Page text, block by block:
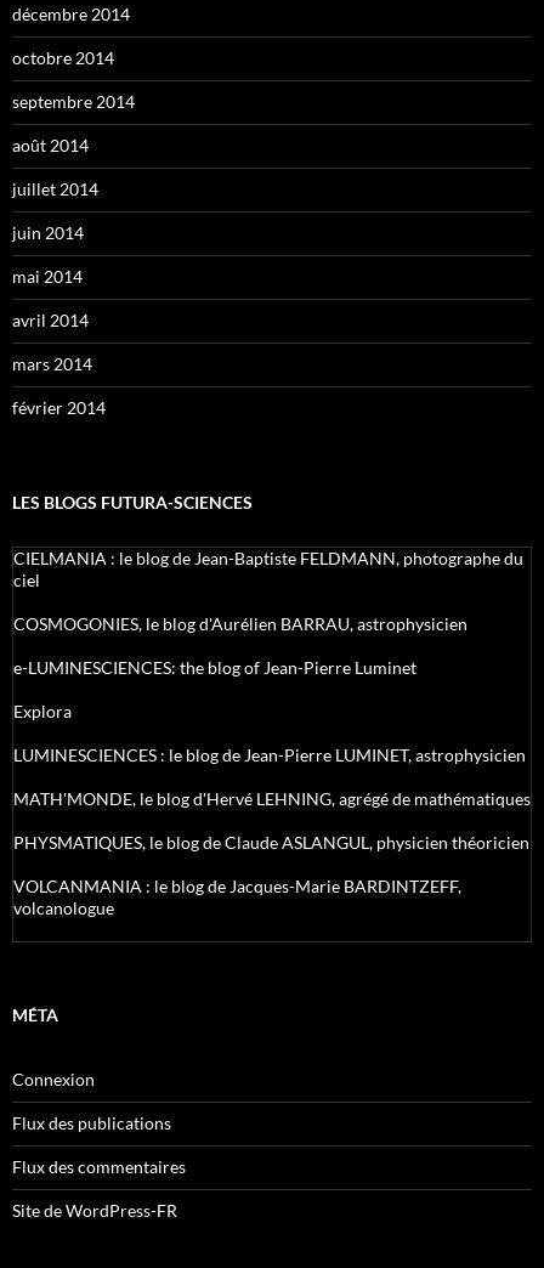
décembre 2014
octobre 2014
septembre 2014
août 2014
juillet 2014
juin 2014
mai 2014
avril 2014
mars 2014
février 2014
LES BLOGS FUTURA-SCIENCES
CIELMANIA : le blog de Jean-Baptiste FELDMANN, photographe du
ciel
COSMOGONIES, le blog d'Aurélien BARRAU, astrophysicien
e-LUMINESCIENCES: the blog of Jean-Pierre Luminet
Explora
LUMINESCIENCES : le blog de Jean-Pierre LUMINET, astrophysicien
MATH'MONDE, le blog d'Hervé LEHNING, agrégé de mathématiques
PHYSMATIQUES, le blog de Claude ASLANGUL, physicien théoricien
VOLCANMANIA : le blog de Jacques-Marie BARDINTZEFF,
volcanologue
MÉTA
Connexion
Flux des publications
Flux des commentaires
Site de WordPress-FR